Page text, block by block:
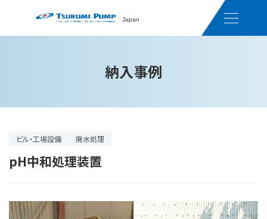
Japan
納入事例
ビル・工場設備 廃水処理
pH中和処理装置